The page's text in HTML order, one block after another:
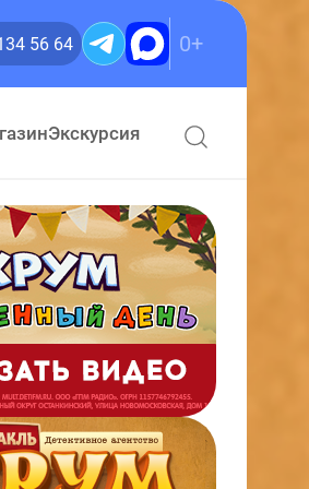
56 64 0+
Экскурсия